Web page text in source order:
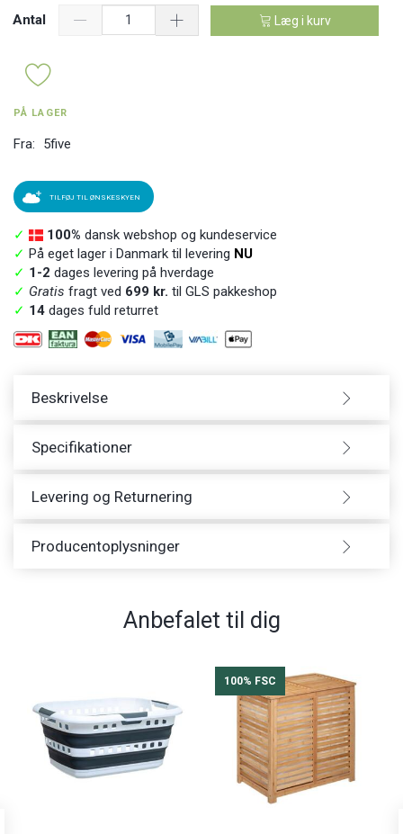
Antal Læg i kurv
PÅ LAGER
Fra: 5five
TILFØJ TIL ØNSKESKYEN
✓ 100% dansk webshop og kundeservice
✓ På eget lager i Danmark til levering NU
✓ 1-2 dages levering på hverdage
✓ Gratis fragt ved 699 kr. til GLS pakkeshop
✓ 14 dages fuld returret
Beskrivelse
Specifikationer
Levering og Returnering
Producentoplysninger
Anbefalet til dig
100% FSC